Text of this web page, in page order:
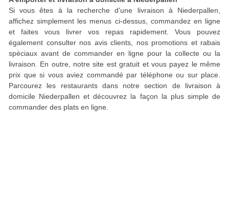
Si vous êtes à la recherche d'une livraison à Niederpallen,
affichez simplement les menus ci-dessus, commandez en ligne
et faites vous livrer vos repas rapidement. Vous pouvez
également consulter nos avis clients, nos promotions et rabais
spéciaux avant de commander en ligne pour la collecte ou la
livraison. En outre, notre site est gratuit et vous payez le même
prix que si vous aviez commandé par téléphone ou sur place.
Parcourez les restaurants dans notre section de livraison à
domicile Niederpallen et découvrez la façon la plus simple de
commander des plats en ligne.